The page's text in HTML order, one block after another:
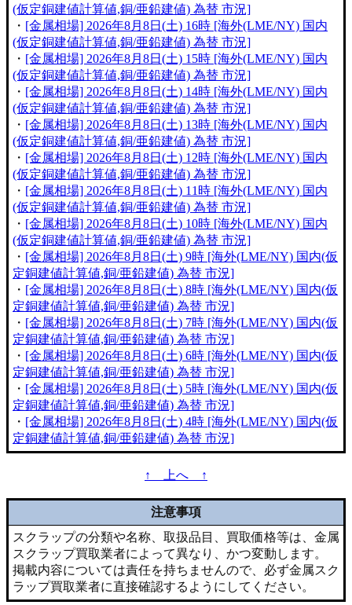
(仮定銅建値計算値,銅/亜鉛建値) 為替 市況]
・ [金属相場] 2026年8月8日(土) 16時 [海外(LME/NY) 国内
(仮定銅建値計算値,銅/亜鉛建値) 為替 市況]
・ [金属相場] 2026年8月8日(土) 15時 [海外(LME/NY) 国内
(仮定銅建値計算値,銅/亜鉛建値) 為替 市況]
・ [金属相場] 2026年8月8日(土) 14時 [海外(LME/NY) 国内
(仮定銅建値計算値,銅/亜鉛建値) 為替 市況]
・ [金属相場] 2026年8月8日(土) 13時 [海外(LME/NY) 国内
(仮定銅建値計算値,銅/亜鉛建値) 為替 市況]
・ [金属相場] 2026年8月8日(土) 12時 [海外(LME/NY) 国内
(仮定銅建値計算値,銅/亜鉛建値) 為替 市況]
・ [金属相場] 2026年8月8日(土) 11時 [海外(LME/NY) 国内
(仮定銅建値計算値,銅/亜鉛建値) 為替 市況]
・ [金属相場] 2026年8月8日(土) 10時 [海外(LME/NY) 国内
(仮定銅建値計算値,銅/亜鉛建値) 為替 市況]
・ [金属相場] 2026年8月8日(土) 9時 [海外(LME/NY) 国内(仮
定銅建値計算値,銅/亜鉛建値) 為替 市況]
・ [金属相場] 2026年8月8日(土) 8時 [海外(LME/NY) 国内(仮
定銅建値計算値,銅/亜鉛建値) 為替 市況]
・ [金属相場] 2026年8月8日(土) 7時 [海外(LME/NY) 国内(仮
定銅建値計算値,銅/亜鉛建値) 為替 市況]
・ [金属相場] 2026年8月8日(土) 6時 [海外(LME/NY) 国内(仮
定銅建値計算値,銅/亜鉛建値) 為替 市況]
・ [金属相場] 2026年8月8日(土) 5時 [海外(LME/NY) 国内(仮
定銅建値計算値,銅/亜鉛建値) 為替 市況]
・ [金属相場] 2026年8月8日(土) 4時 [海外(LME/NY) 国内(仮
定銅建値計算値,銅/亜鉛建値) 為替 市況]
↑ 上へ ↑
注意事項
スクラップの分類や名称、取扱品目、買取価格等は、金属
スクラップ買取業者によって異なり、かつ変動します。
掲載内容については責任を持ちませんので、必ず金属スク
ラップ買取業者に直接確認するようにしてください。